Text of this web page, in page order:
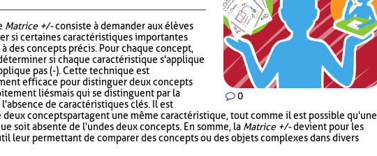
0
Matrice +/-consiste à demander aux élèves
si certaines caractéristiques importantes
des concepts précis. Pour chaque concept,
si chaque caractéristique s'applique
pas (-). Cette technique est
efficace pour distinguer deux concepts
liés mais qui se distinguent par la
de caractéristiques clés. Il est
deux concepts partagent une même caractéristique, tout comme il est possible qu'une
soit absente de l'un des deux concepts. En somme, la Matrice +/-devient pour les
leur permettant de comparer des concepts ou des objets complexes dans divers